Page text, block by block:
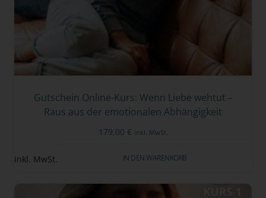
Gutschein Online-Kurs: Wenn Liebe wehtut –
Raus aus der emotionalen Abhängigkeit
179,00 € inkl. MwSt.
inkl. MwSt. IN DEN WARENKORB